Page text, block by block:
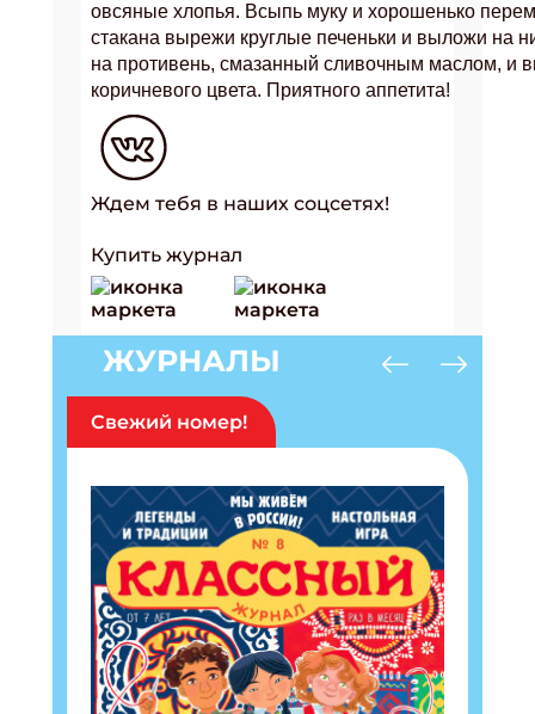
овсяные хлопья. Всыпь муку и хорошенько
стакана вырежи круглые печеньки и выложи
на противень, смазанный сливочным маслом, и
коричневого цвета. Приятного аппетита!
Ждем тебя в наших соцсетях!
Купить журнал
ЖУРНАЛЫ
Свежий номер!